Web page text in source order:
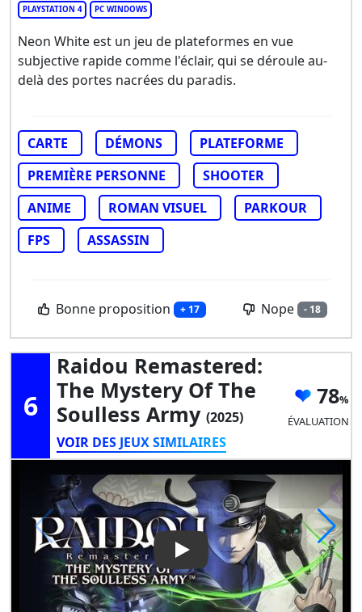
PLAYSTATION 4 PC WINDOWS
Neon White est un jeu de plateformes en vue
subjective rapide comme l'éclair, qui se déroule au-
delà des portes nacrées du paradis.
CARTE DÉMONS
PLATEFORME
PREMIÈRE PERSONNE
SHOOTER
ANIME
ROMAN VISUEL
PARKOUR
FPS
ASSASSIN
Bonne proposition + 17 Nope - 18
6
Raidou Remastered:
The Mystery Of The
Soulless Army (2025)
VOIR DES JEUX SIMILAIRES
78
ÉVALUATION
Play Video: Raidou